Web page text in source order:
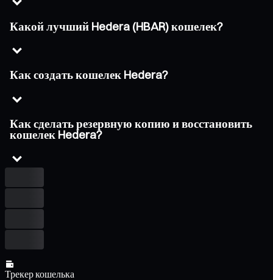
Какой лучший Hedera (HBAR) кошелек?
Как создать кошелек Hedera?
Как сделать резервную копию и восстановить
кошелек Hedera?
Трекер кошелька